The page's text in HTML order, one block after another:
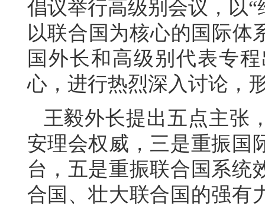
倡议举行高级别会议，以
以联合国为核心的国际体
国外长和高级别代表专
心，进行热烈深入讨论，
王毅外长提出五点主张
安理会权威，三是重振国
台，五是重振联合国系统
合国、壮大联合国的强有